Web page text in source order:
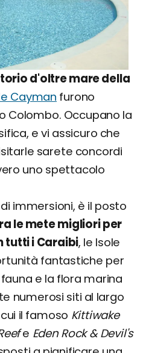
d'oltre mare della
Cayman furono
Colombo. Occupano la
e vi assicuro che
sarete concordi
uno spettacolo
immersioni, è il posto
le mete migliori per
tutti i Caraibi, le Isole
fantastiche per
e la flora marina
numerosi siti al largo
il famoso Kittiwake
e Eden Rock & Devil's